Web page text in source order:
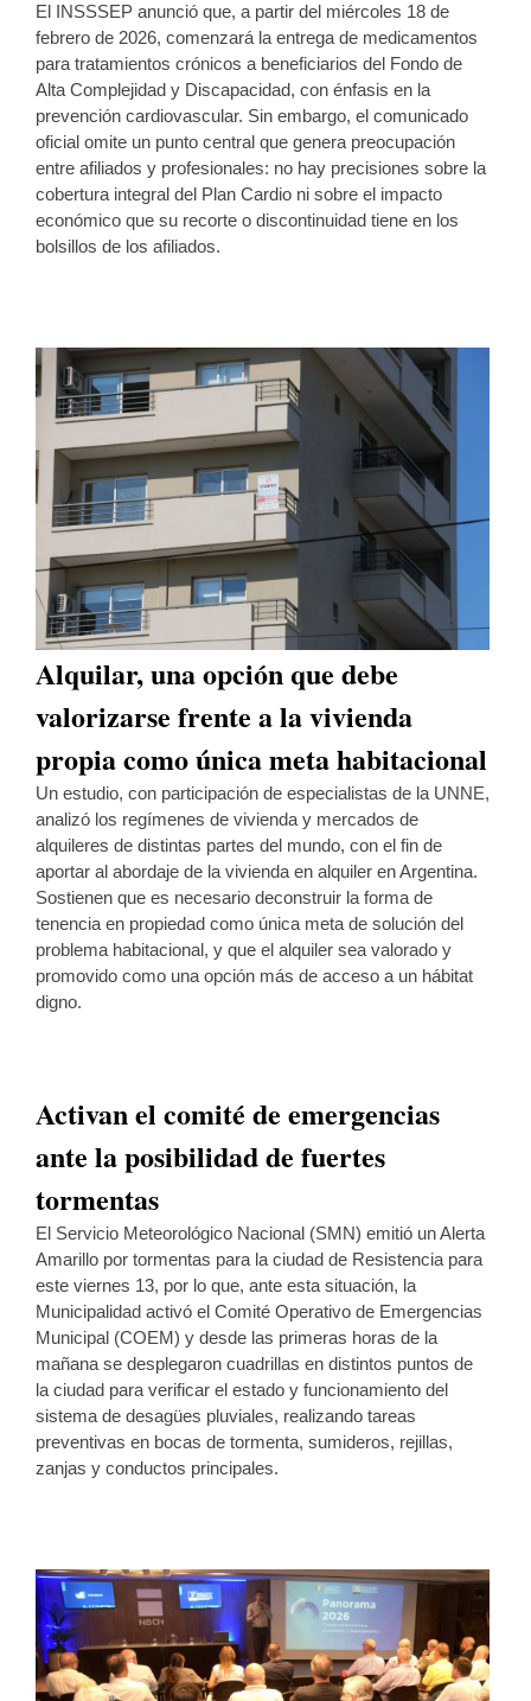
El INSSSEP anunció que, a partir del miércoles 18 de
febrero de 2026, comenzará la entrega de medicamentos
para tratamientos crónicos a beneficiarios del Fondo de
Alta Complejidad y Discapacidad, con énfasis en la
prevención cardiovascular. Sin embargo, el comunicado
oficial omite un punto central que genera preocupación
entre afiliados y profesionales: no hay precisiones sobre la
cobertura integral del Plan Cardio ni sobre el impacto
económico que su recorte o discontinuidad tiene en los
bolsillos de los afiliados.
Alquilar, una opción que debe
valorizarse frente a la vivienda
propia como única meta habitacional
Un estudio, con participación de especialistas de la UNNE,
analizó los regímenes de vivienda y mercados de
alquileres de distintas partes del mundo, con el fin de
aportar al abordaje de la vivienda en alquiler en Argentina.
Sostienen que es necesario deconstruir la forma de
tenencia en propiedad como única meta de solución del
problema habitacional, y que el alquiler sea valorado y
promovido como una opción más de acceso a un hábitat
digno.
Activan el comité de emergencias
ante la posibilidad de fuertes
tormentas
El Servicio Meteorológico Nacional (SMN) emitió un Alerta
Amarillo por tormentas para la ciudad de Resistencia para
este viernes 13, por lo que, ante esta situación, la
Municipalidad activó el Comité Operativo de Emergencias
Municipal (COEM) y desde las primeras horas de la
mañana se desplegaron cuadrillas en distintos puntos de
la ciudad para verificar el estado y funcionamiento del
sistema de desagües pluviales, realizando tareas
preventivas en bocas de tormenta, sumideros, rejillas,
zanjas y conductos principales.